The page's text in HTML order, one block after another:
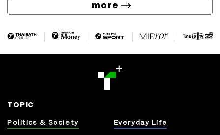
more
TOPIC
Politics & Society Everyday Life